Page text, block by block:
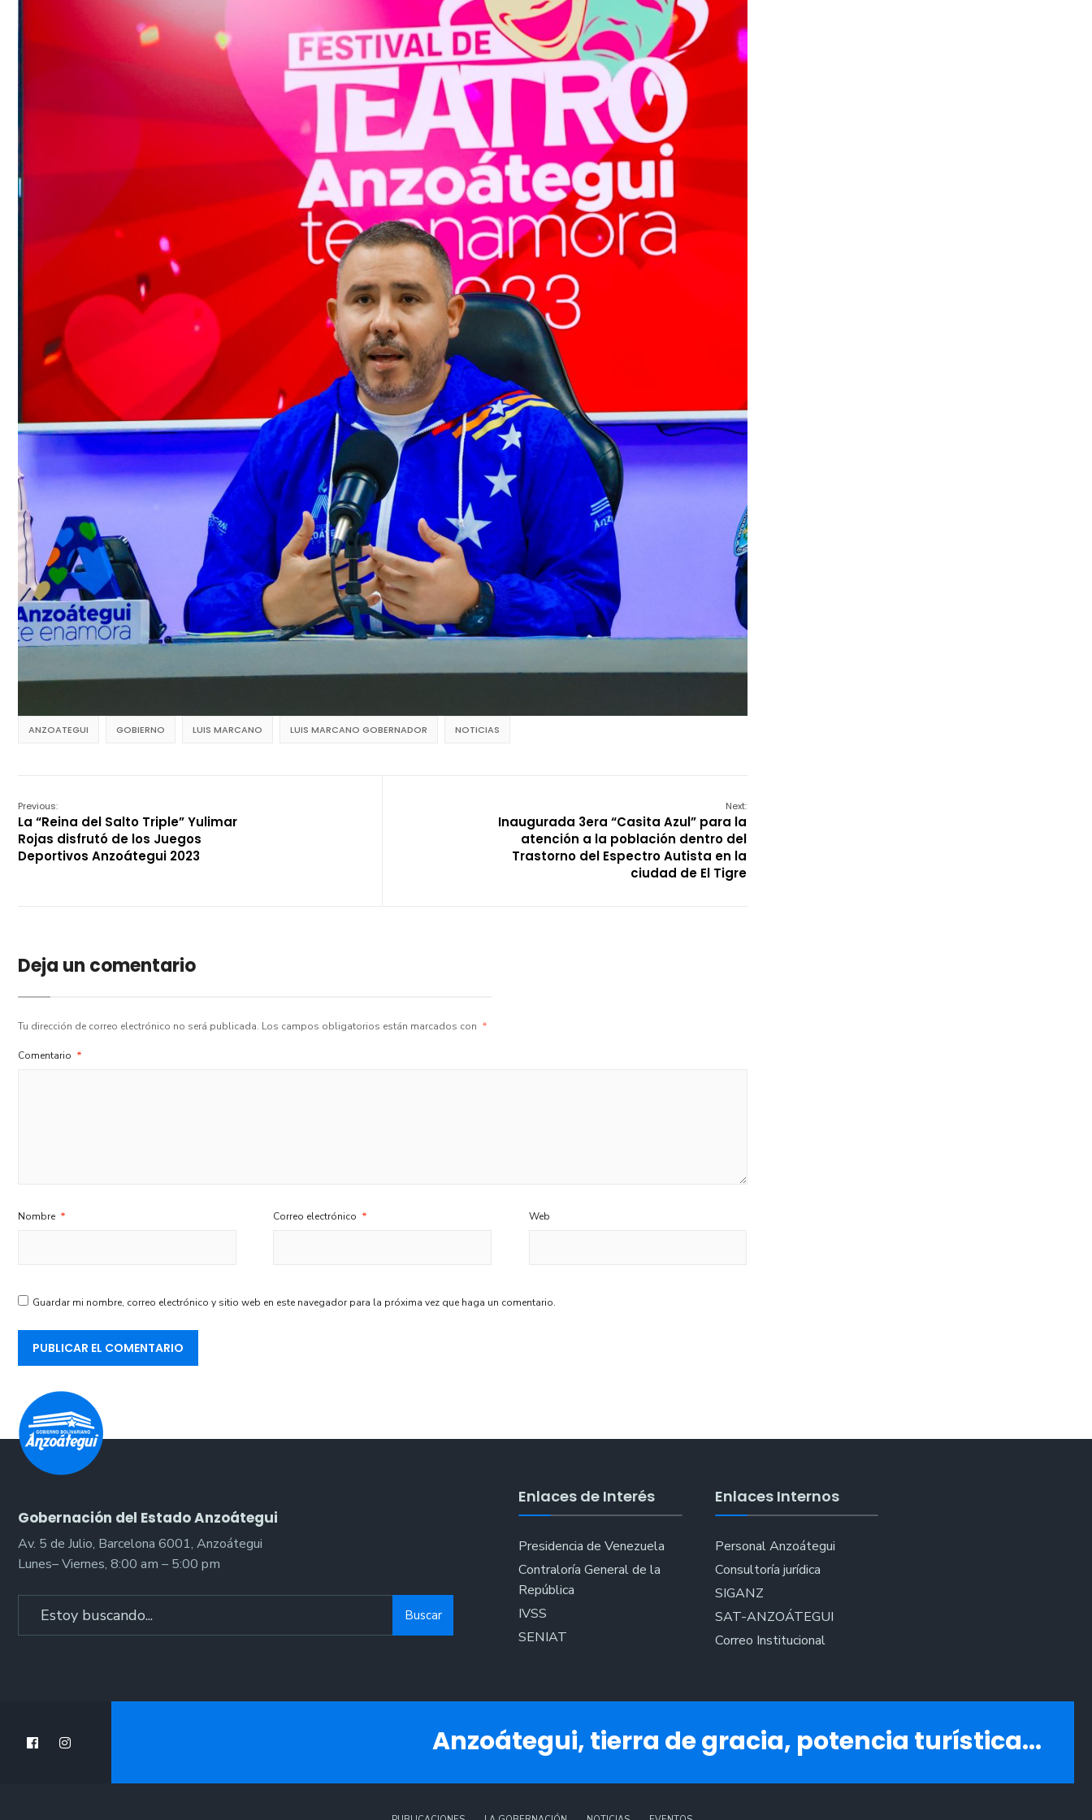
ANZOATEGUI GOBIERNO LUIS MARCANO LUIS MARCANO GOBERNADOR NOTICIAS
Previous:
La “Reina del Salto Triple” Yulimar
Rojas disfrutó de los Juegos
Deportivos Anzoátegui 2023
Next:
Inaugurada 3era “Casita Azul” para la
atención a la población dentro del
Trastorno del Espectro Autista en la
ciudad de El Tigre
Deja un comentario
Tu dirección de correo electrónico no será publicada. Los campos obligatorios están marcados con *
Comentario *
Nombre * Correo electrónico * Web
Guardar mi nombre, correo electrónico y sitio web en este navegador para la próxima vez que haga un comentario.
Gobernación del Estado Anzoátegui
Av. 5 de Julio, Barcelona 6001, Anzoátegui
Lunes– Viernes, 8:00 am – 5:00 pm
Buscar
Enlaces de Interés
Presidencia de Venezuela
Contraloría General de la
República
IVSS
SENIAT
Enlaces Internos
Personal Anzoátegui
Consultoría jurídica
SIGANZ
SAT-ANZOÁTEGUI
Correo Institucional
Anzoátegui, tierra de gracia, potencia turística...